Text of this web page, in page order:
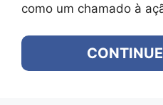
como um chamado à